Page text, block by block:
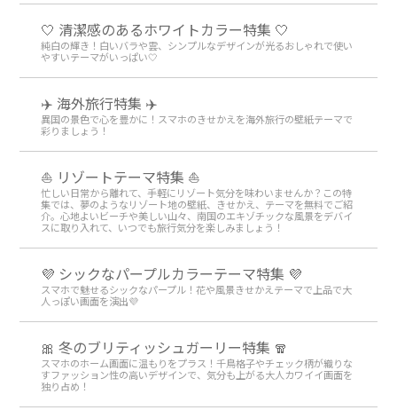
🤍 清潔感のあるホワイトカラー特集 🤍
純白の輝き！白いバラや雲、シンプルなデザインが光るおしゃれで使い
やすいテーマがいっぱい🤍
✈️ 海外旅行特集 ✈️
異国の景色で心を豊かに！スマホのきせかえを海外旅行の壁紙テーマで
彩りましょう！
⛵ リゾートテーマ特集 ⛵
忙しい日常から離れて、手軽にリゾート気分を味わいませんか？この特
集では、夢のようなリゾート地の壁紙、きせかえ、テーマを無料でご紹
介。心地よいビーチや美しい山々、南国のエキゾチックな風景をデバイ
スに取り入れて、いつでも旅行気分を楽しみましょう！
💜 シックなパープルカラーテーマ特集 💜
スマホで魅せるシックなパープル！花や風景きせかえテーマで上品で大
人っぽい画面を演出💜
🎀 冬のブリティッシュガーリー特集 🧣
スマホのホーム画面に温もりをプラス！千鳥格子やチェック柄が織りな
すファッション性の高いデザインで、気分も上がる大人カワイイ画面を
独り占め！